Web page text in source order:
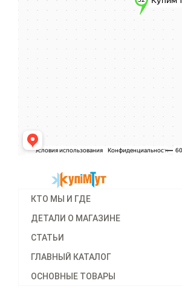
КТО МЫ И ГДЕ
ДЕТАЛИ О МАГАЗИНЕ
СТАТЬИ
ГЛАВНЫЙ КАТАЛОГ
ОСНОВНЫЕ ТОВАРЫ